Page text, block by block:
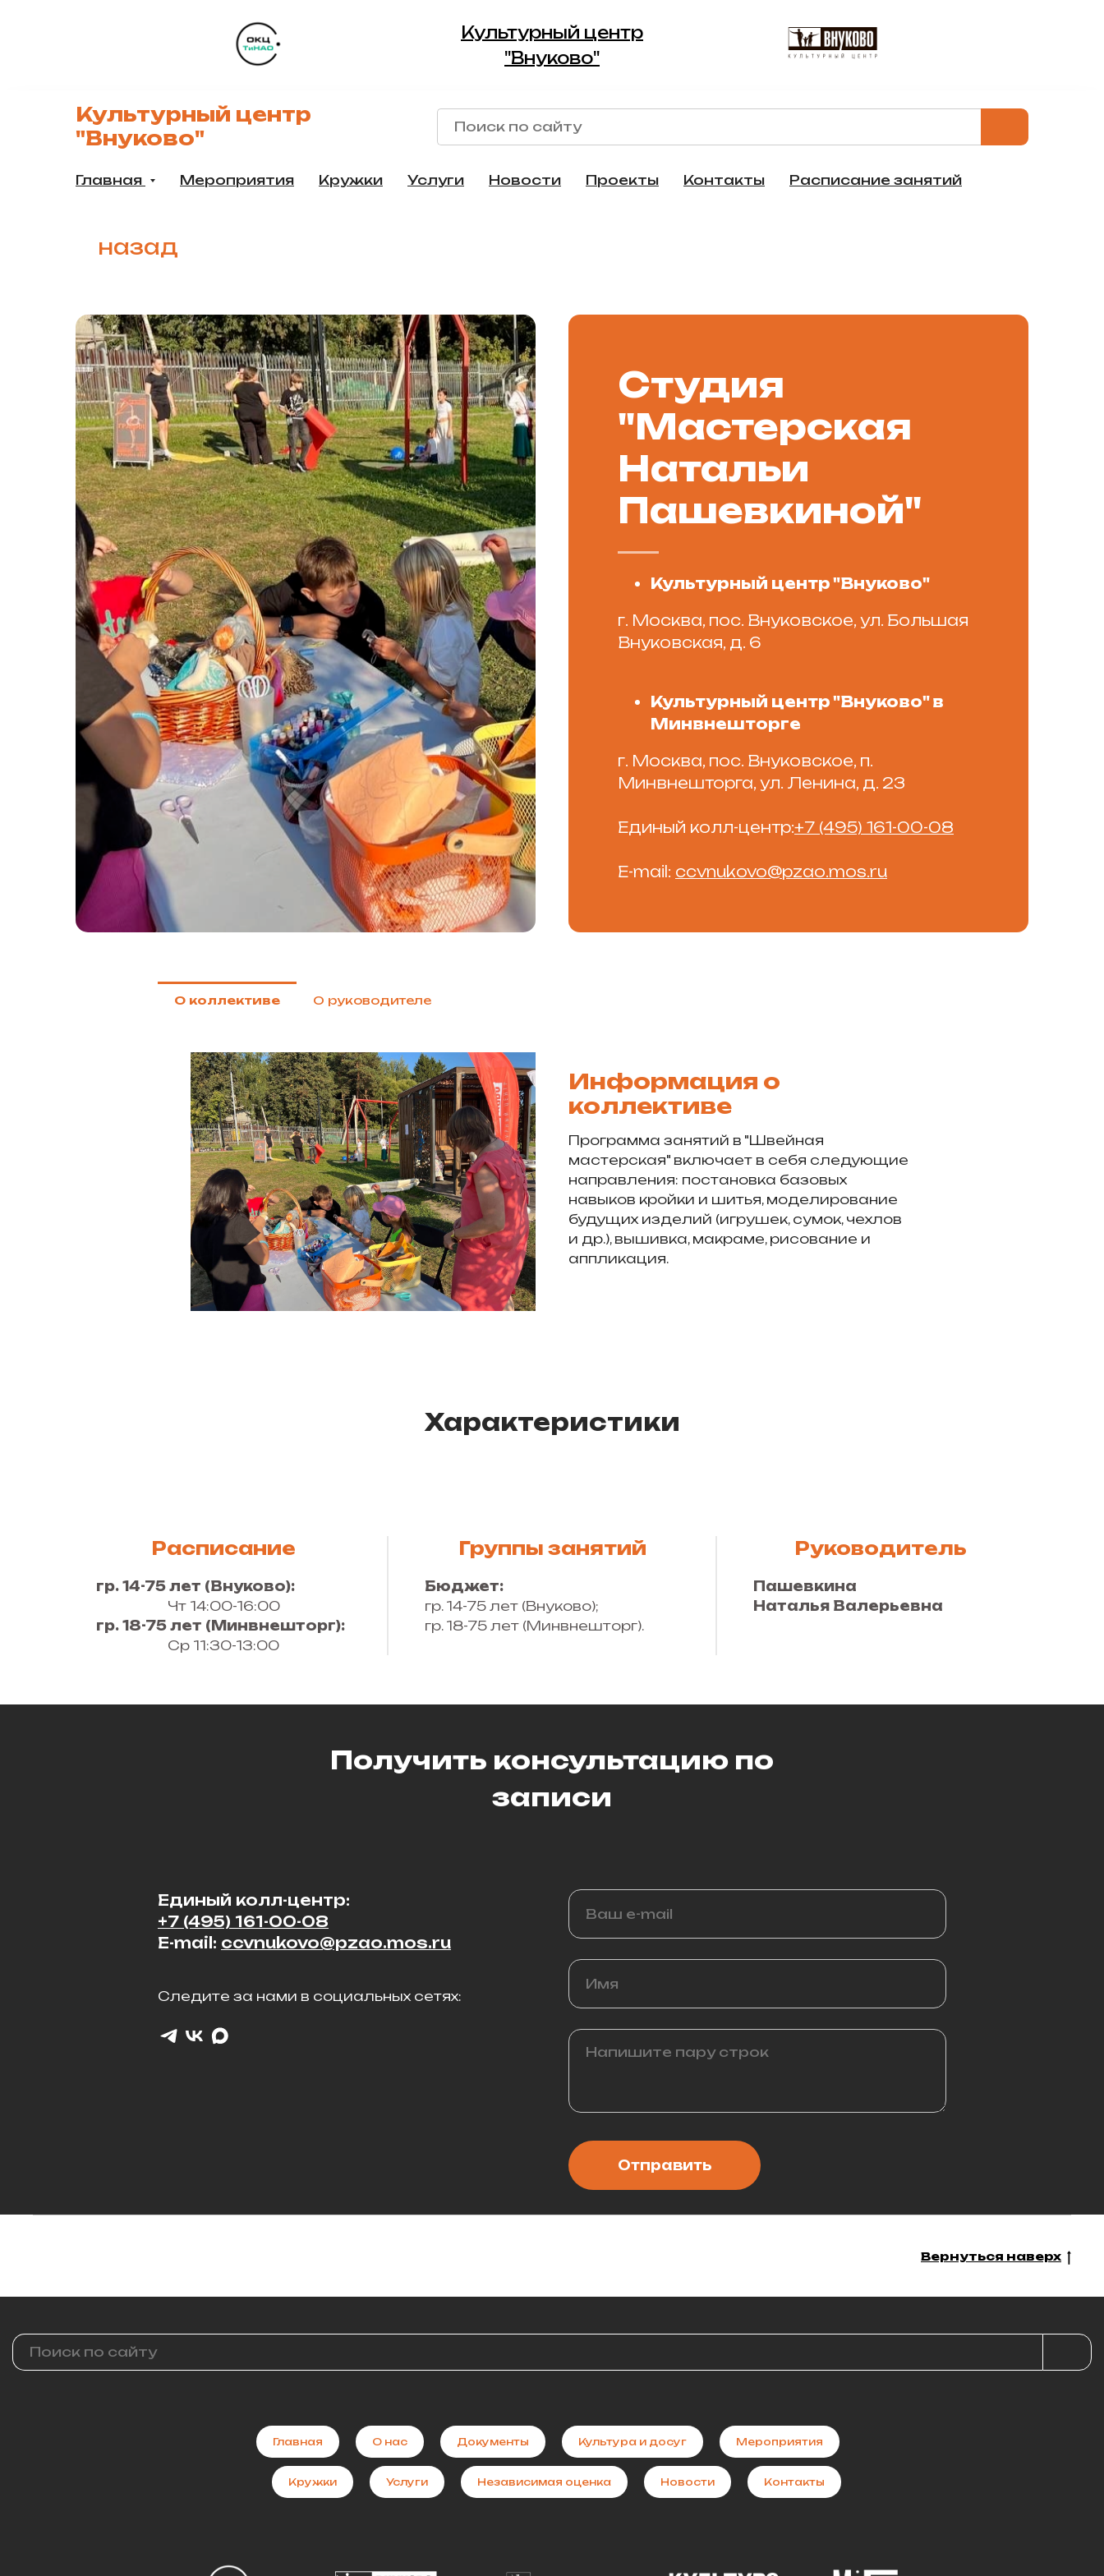
Культурный центр
"Внуково"
Культурный центр
"Внуково"
Главная Мероприятия Кружки Услуги Новости Проекты Контакты Расписание занятий
назад
Студия
"Мастерская
Натальи
Пашевкиной"
Культурный центр "Внуково"
г. Москва, пос. Внуковское, ул. Большая
Внуковская, д. 6
Культурный центр "Внуково" в
Минвнешторге
г. Москва, пос. Внуковское, п.
Минвнешторга, ул. Ленина, д. 23
Единый колл-центр:+7 (495) 161-00-08
E-mail: ccvnukovo@pzao.mos.ru
О коллективе О руководителе
Информация о
коллективе
Программа занятий в "Швейная
мастерская" включает в себя следующие
направления: постановка базовых
навыков кройки и шитья, моделирование
будущих изделий (игрушек, сумок, чехлов
и др.), вышивка, макраме, рисование и
аппликация.
Характеристики
Расписание
гр. 14-75 лет (Внуково):
Чт 14:00-16:00
гр. 18-75 лет (Минвнешторг):
Ср 11:30-13:00
Группы занятий
Бюджет:
гр. 14-75 лет (Внуково);
гр. 18-75 лет (Минвнешторг).
Руководитель
Пашевкина
Наталья Валерьевна
Получить консультацию по
записи
Единый колл-центр:
+7 (495) 161-00-08
E-mail: ccvnukovo@pzao.mos.ru
Следите за нами в социальных сетях:
Отправить
Вернуться наверх
Главная О нас Документы Культура и досуг Мероприятия
Кружки Услуги Независимая оценка Новости Контакты